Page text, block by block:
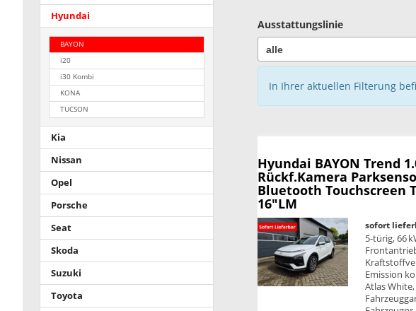
Ausstattungslinie
In Ihrer aktuellen Filterung
Hyundai BAYON Trend
Rückf.Kamera
Bluetooth Touchscreen
16"LM
sofort
5-türig, 66
Emission
Atlas
Hyundai
BAYON
i20
i30 Kombi
KONA
TUCSON
Kia
Nissan
Opel
Porsche
Seat
Skoda
Suzuki
Toyota